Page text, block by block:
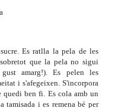
Es ratlla la pela de les
que la pela no sigui
amarg!). Es pelen les
i s'afegeixen. S'incorpora
ben fi. Es cola amb un
tamisada i es remena bé per